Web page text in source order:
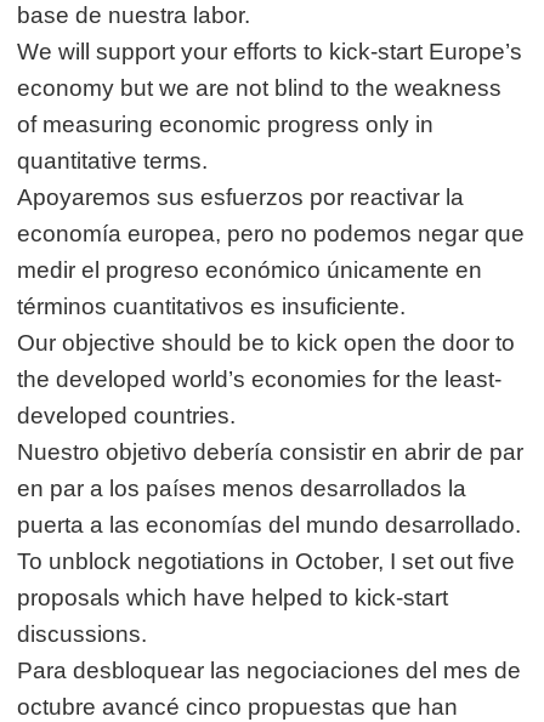
base de nuestra labor.
We will support your efforts to kick-start Europe’s
economy but we are not blind to the weakness
of measuring economic progress only in
quantitative terms.
Apoyaremos sus esfuerzos por reactivar la
economía europea, pero no podemos negar que
medir el progreso económico únicamente en
términos cuantitativos es insuficiente.
Our objective should be to kick open the door to
the developed world’s economies for the least-
developed countries.
Nuestro objetivo debería consistir en abrir de par
en par a los países menos desarrollados la
puerta a las economías del mundo desarrollado.
To unblock negotiations in October, I set out five
proposals which have helped to kick-start
discussions.
Para desbloquear las negociaciones del mes de
octubre avancé cinco propuestas que han